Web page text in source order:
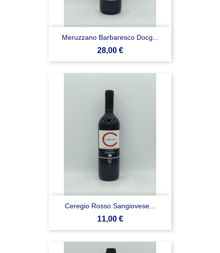
Meruzzano Barbaresco Docg...
Prezzo
28,00 €
Ceregio Rosso Sangiovese...
Prezzo
11,00 €